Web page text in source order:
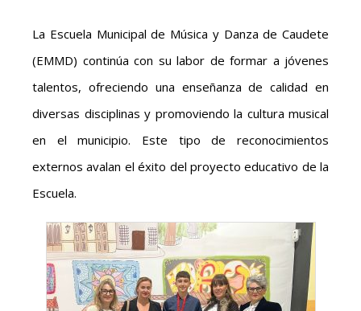
La Escuela Municipal de Música y Danza de Caudete
(EMMD) continúa con su labor de formar a jóvenes
talentos, ofreciendo una enseñanza de calidad en
diversas disciplinas y promoviendo la cultura musical
en el municipio. Este tipo de reconocimientos
externos avalan el éxito del proyecto educativo de la
Escuela.